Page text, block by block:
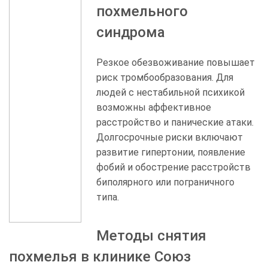
анонимная и круглосуточная
медицинская помощь, специалисты
прийти на помощь в любое время
дня и ночи.
похмельного
синдрома
Резкое обезвоживание повышает
риск тромбообразования. Для
людей с нестабильной психикой
возможны аффективное
расстройство и панические атаки.
Долгосрочные риски включают
развитие гипертонии, появление
фобий и обострение расстройств
биполярного или пограничного
типа.
Методы снятия
похмелья в клинике Союз